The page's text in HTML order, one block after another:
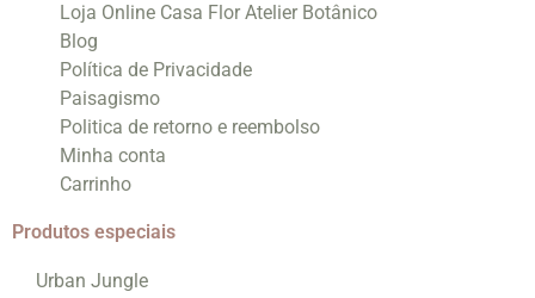
Loja Online Casa Flor Atelier Botânico
Blog
Política de Privacidade
Paisagismo
Politica de retorno e reembolso
Minha conta
Carrinho
Produtos especiais
Urban Jungle